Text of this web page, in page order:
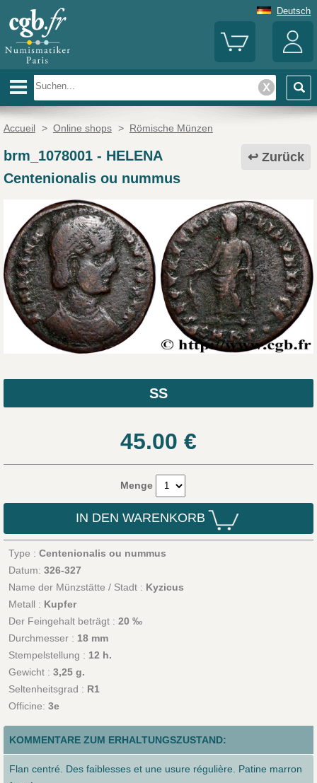
Deutsch
Accueil > Online shops > Römische Münzen
Zurück
brm_1078001- HELENA
Centenionalis ou nummus
SS
45.00 €
Menge
IN DEN WARENKORB
Type : Centenionalis ou nummus
Datum: 326-327
Name der Münzstätte / Stadt : Kyzicus
Metall : Kupfer
Der Feingehalt beträgt : 20 ‰
Durchmesser : 18 mm
Stempelstellung : 12 h.
Gewicht : 3,25 g.
Seltenheitsgrad : R1
Officine: 3e
KOMMENTARE ZUM ERHALTUNGSZUSTAND:
Flan centré. Des faiblesses et une usure régulière. Patine marron